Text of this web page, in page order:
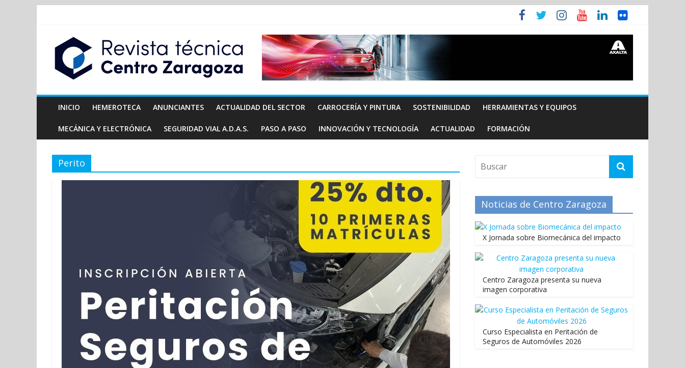
INICIO HEMEROTECA ANUNCIANTES ACTUALIDAD DEL SECTOR CARROCERÍA Y PINTURA SOSTENIBILIDAD HERRAMIENTAS Y EQUIPOS
MECÁNICA Y ELECTRÓNICA SEGURIDAD VIAL A.D.A.S. PASO A PASO INNOVACIÓN Y TECNOLOGÍA ACTUALIDAD FORMACIÓN
Perito
Noticias de Centro Zaragoza
X Jornada sobre Biomecánica del impacto
Centro Zaragoza presenta su nueva
imagen corporativa
Curso Especialista en Peritación de
Seguros de Automóviles 2026